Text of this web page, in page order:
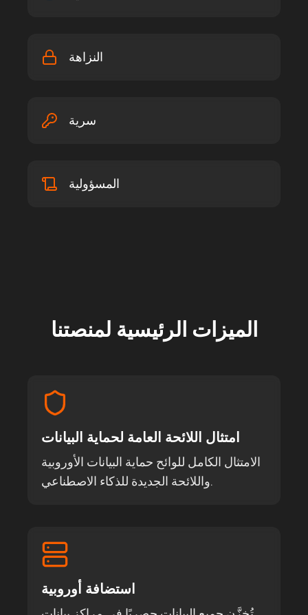
النزاهة
سرية
المسؤولية
الميزات الرئيسية لمنصتنا
امتثال اللائحة العامة لحماية البيانات
الامتثال الكامل للوائح حماية البيانات الأوروبية
واللائحة الجديدة للذكاء الاصطناعي.
استضافة أوروبية